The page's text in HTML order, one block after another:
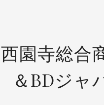
西園寺総合
＆BDジャ